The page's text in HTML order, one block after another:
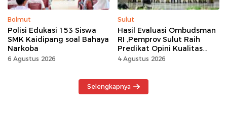
Bolmut
Polisi Edukasi 153 Siswa
SMK Kaidipang soal Bahaya
Narkoba
6 Agustus 2026
Sulut
Hasil Evaluasi Ombudsman
RI ,Pemprov Sulut Raih
Predikat Opini Kualitas
Tinggi Tanpa
4 Agustus 2026
Selengkapnya